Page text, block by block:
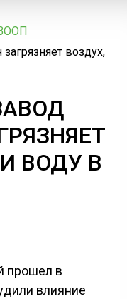
воздух,
ВОДУ В
прошел в
влияние